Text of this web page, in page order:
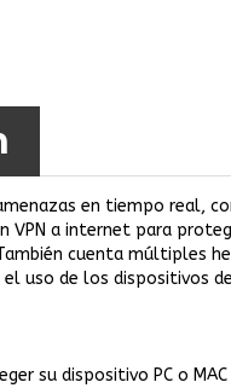
en tiempo real,
VPN a internet para
cuenta múltiples
uso de los dispositivos
su dispositivo PC o